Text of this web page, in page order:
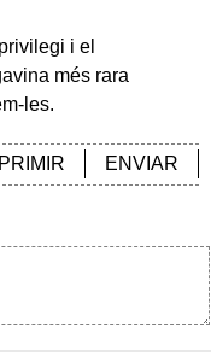
i el
més rara
les.
ENVIAR